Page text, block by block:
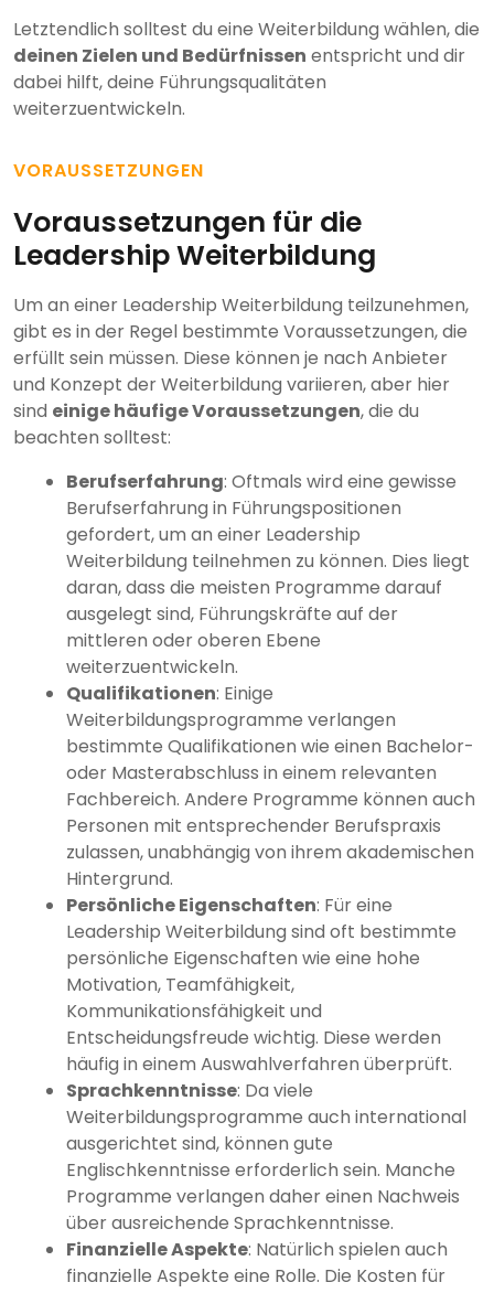
Letztendlich solltest du eine Weiterbildung wählen, die
deinen Zielen und Bedürfnissen entspricht und dir
dabei hilft, deine Führungsqualitäten
weiterzuentwickeln.
VORAUSSETZUNGEN
Voraussetzungen für die
Leadership Weiterbildung
Um an einer Leadership Weiterbildung teilzunehmen,
gibt es in der Regel bestimmte Voraussetzungen, die
erfüllt sein müssen. Diese können je nach Anbieter
und Konzept der Weiterbildung variieren, aber hier
sind einige häufige Voraussetzungen, die du
beachten solltest:
Berufserfahrung: Oftmals wird eine gewisse
Berufserfahrung in Führungspositionen
gefordert, um an einer Leadership
Weiterbildung teilnehmen zu können. Dies liegt
daran, dass die meisten Programme darauf
ausgelegt sind, Führungskräfte auf der
mittleren oder oberen Ebene
weiterzuentwickeln.
Qualifikationen: Einige
Weiterbildungsprogramme verlangen
bestimmte Qualifikationen wie einen Bachelor-
oder Masterabschluss in einem relevanten
Fachbereich. Andere Programme können auch
Personen mit entsprechender Berufspraxis
zulassen, unabhängig von ihrem akademischen
Hintergrund.
Persönliche Eigenschaften: Für eine
Leadership Weiterbildung sind oft bestimmte
persönliche Eigenschaften wie eine hohe
Motivation, Teamfähigkeit,
Kommunikationsfähigkeit und
Entscheidungsfreude wichtig. Diese werden
häufig in einem Auswahlverfahren überprüft.
Sprachkenntnisse: Da viele
Weiterbildungsprogramme auch international
ausgerichtet sind, können gute
Englischkenntnisse erforderlich sein. Manche
Programme verlangen daher einen Nachweis
über ausreichende Sprachkenntnisse.
Finanzielle Aspekte: Natürlich spielen auch
finanzielle Aspekte eine Rolle. Die Kosten für